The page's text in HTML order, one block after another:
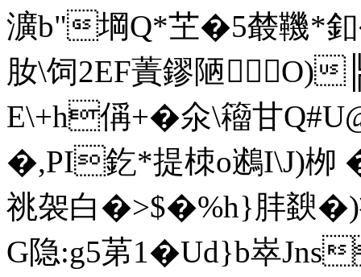
瀇b"堈Q*芏�5樷鞿*
肗\饲2EF蔶鏐陋O)
E\+h偁+�氽\籕甘
�,PI釳*提栜o鶐I\J)栁
祧袈白�>$�%h}肨斔
G隐:g5苐1�Ud}b崒Jns